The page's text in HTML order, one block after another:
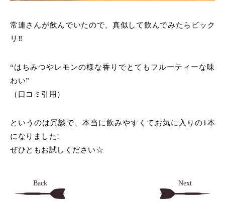
常連さんが飲んでいたので、真似して飲んでみたらビック
リ‼️
“はちみつやレモンの様な香りでとてもフルーティーな味
わい”
（口コミ引用）
というのは冗談で、本当に飲みやすくてお気に入りの1本
になりました!
ぜひともお試しください☆
Back Next